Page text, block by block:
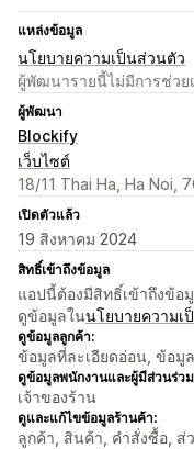
แหล่งข้อมูล
นโยบายความเป็นส่วนตัว
ผู้พัฒนารายนี้ไม่มีการช่วย
ผู้พัฒนา
Blockify
เว็บไซต์
18/11 Thai Ha, Ha Noi,
เปิดตัวแล้ว
19 สิงหาคม 2024
สิทธิ์เข้าถึงข้อมูล
แอปนี้ต้องมีสิทธิ์เข้าถึงข้อ
ดูข้อมูลในนโยบายความเ
ดูข้อมูลลูกค้า:
ข้อมูลที่ละเอียดอ่อน, ข้อมู
ดูข้อมูลพนักงานและผู้มีส่วนร่ว
เจ้าของร้าน
ดูและแก้ไขข้อมูลร้านค้า:
ลูกค้า, สินค้า, คำสั่งซื้อ, ส่